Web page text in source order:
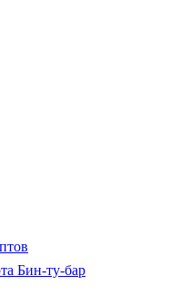
Бин-ту-бар